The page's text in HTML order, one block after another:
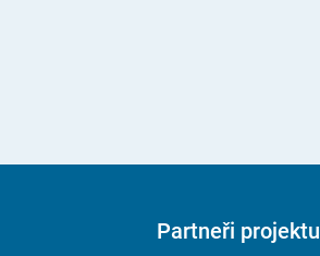
Partneři projektu